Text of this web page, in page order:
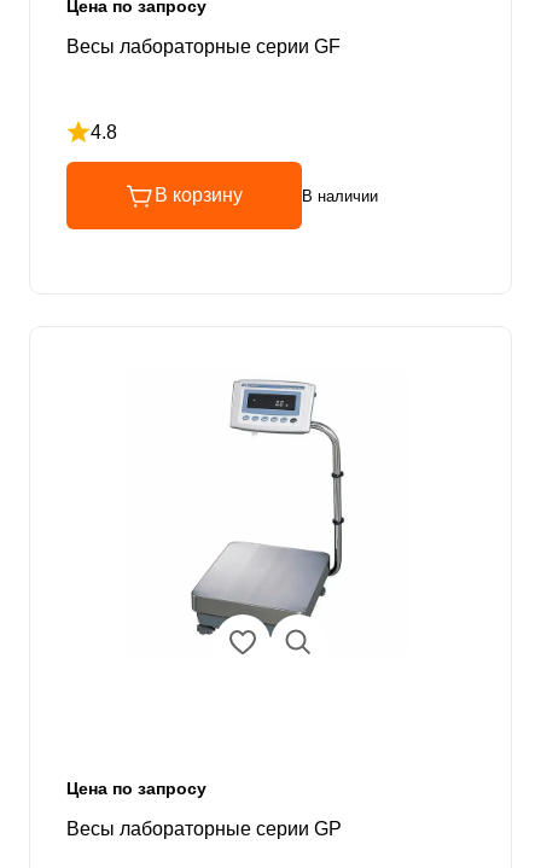
Цена по запросу
Весы лабораторные серии GF
4.8
Рейтинг 4.8 из 5
В корзину В наличии
Цена по запросу
Весы лабораторные серии GP